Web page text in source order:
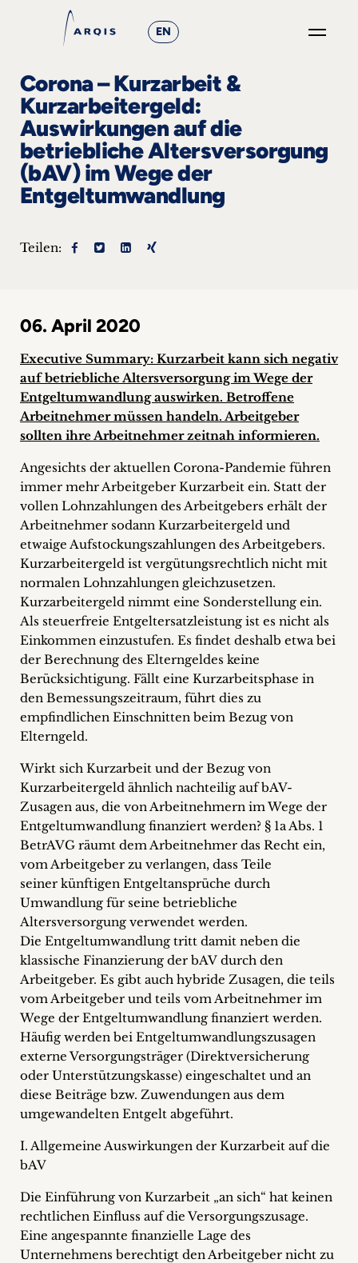
EN
Fokusgruppen
+
News
&
+
Blog
&
Podcasts
+
Team
Philosophie
Presseanfragen
Kontakt
Corona – Kurzarbeit &
Kurzarbeitergeld:
Auswirkungen auf die
betriebliche Altersversorgung
(bAV) im Wege der
Entgeltumwandlung
Teilen:
06. April 2020
Executive Summary: Kurzarbeit kann sich negativ
auf betriebliche Altersversorgung im Wege der
Entgeltumwandlung auswirken. Betroffene
Arbeitnehmer müssen handeln. Arbeitgeber
sollten ihre Arbeitnehmer zeitnah informieren.
Angesichts der aktuellen Corona-Pandemie führen
immer mehr Arbeitgeber Kurzarbeit ein. Statt der
vollen Lohnzahlungen des Arbeitgebers erhält der
Arbeitnehmer sodann Kurzarbeitergeld und
etwaige Aufstockungszahlungen des Arbeitgebers.
Kurzarbeitergeld ist vergütungsrechtlich nicht mit
normalen Lohnzahlungen gleichzusetzen.
Kurzarbeitergeld nimmt eine Sonderstellung ein.
Als steuerfreie Entgeltersatzleistung ist es nicht als
Einkommen einzustufen. Es findet deshalb etwa bei
der Berechnung des Elterngeldes keine
Berücksichtigung. Fällt eine Kurzarbeitsphase in
den Bemessungszeitraum, führt dies zu
empfindlichen Einschnitten beim Bezug von
Elterngeld.
Wirkt sich Kurzarbeit und der Bezug von
Kurzarbeitergeld ähnlich nachteilig auf bAV-
Zusagen aus, die von Arbeitnehmern im Wege der
Entgeltumwandlung finanziert werden? § 1a Abs. 1
BetrAVG räumt dem Arbeitnehmer das Recht ein,
vom Arbeitgeber zu verlangen, dass Teile
seiner künftigen Entgeltansprüche durch
Umwandlung für seine betriebliche
Altersversorgung verwendet werden.
Die Entgeltumwandlung tritt damit neben die
klassische Finanzierung der bAV durch den
Arbeitgeber. Es gibt auch hybride Zusagen, die teils
vom Arbeitgeber und teils vom Arbeitnehmer im
Wege der Entgeltumwandlung finanziert werden.
Häufig werden bei Entgeltumwandlungszusagen
externe Versorgungsträger (Direktversicherung
oder Unterstützungskasse) eingeschaltet und an
diese Beiträge bzw. Zuwendungen aus dem
umgewandelten Entgelt abgeführt.
I. Allgemeine Auswirkungen der Kurzarbeit auf die
bAV
Die Einführung von Kurzarbeit „an sich“ hat keinen
rechtlichen Einfluss auf die Versorgungszusage.
Eine angespannte finanzielle Lage des
Unternehmens berechtigt den Arbeitgeber nicht zu